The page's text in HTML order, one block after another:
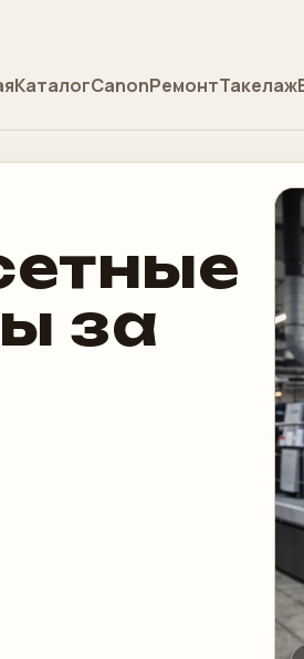
КаталогCanonРемонтТакелаж
за